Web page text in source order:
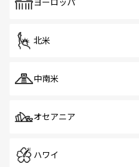
ヨーロッパ
北米
中南米
オセアニア
ハワイ